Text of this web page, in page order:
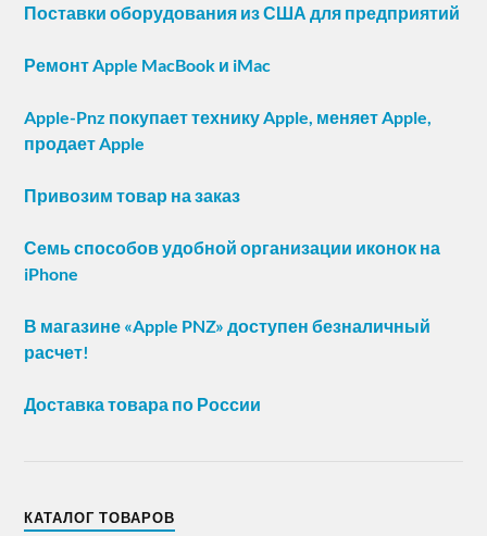
Поставки оборудования из США для предприятий
Ремонт Apple MacBook и iMac
Apple-Pnz покупает технику Apple, меняет Apple,
продает Apple
Привозим товар на заказ
Семь способов удобной организации иконок на
iPhone
В магазине «Apple PNZ» доступен безналичный
расчет!
Доставка товара по России
КАТАЛОГ ТОВАРОВ